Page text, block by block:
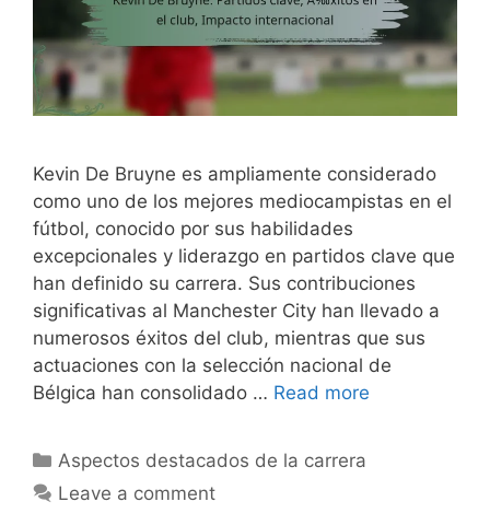
Kevin De Bruyne es ampliamente considerado
como uno de los mejores mediocampistas en el
fútbol, conocido por sus habilidades
excepcionales y liderazgo en partidos clave que
han definido su carrera. Sus contribuciones
significativas al Manchester City han llevado a
numerosos éxitos del club, mientras que sus
actuaciones con la selección nacional de
Bélgica han consolidado … Read more
Categories
Aspectos destacados de la carrera
Leave a comment